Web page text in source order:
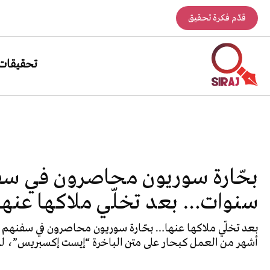
قدّم فكرة تحقيق
بحّارة سوريون محاصرون في
سنوات… بعد تخلّي ملاكها
بعد تخلّي ملاكها عنها… بحّارة سوريون محاصرون في
أشهر من العمل كبحار على متن الباخرة “إيست